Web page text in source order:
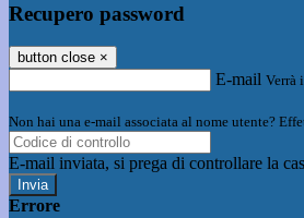
Recupero password
button close ×
E-mail Verrà
Non hai una e-mail associata al nome utente?
E-mail inviata, si prega di controllare la
Errore